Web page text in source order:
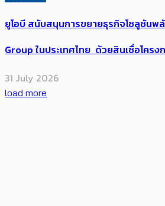
ยูโอบี สนับสนุนการขยายธุรกิจโซลูชันพ
Group ในประเทศไทย ด้วยสินเชื่อโครง
31 July 2026
load more